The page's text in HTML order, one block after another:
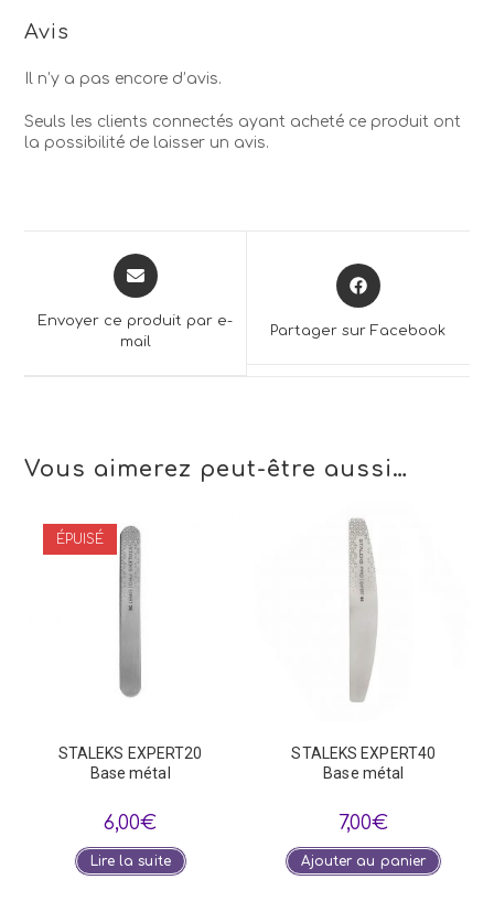
Avis
Il n’y a pas encore d’avis.
Seuls les clients connectés ayant acheté ce produit ont
la possibilité de laisser un avis.
Opens
in
new
Envoyer ce produit par e-
mail
Opens
in
Partager sur Facebook
Vous aimerez peut-être aussi…
ÉPUISÉ
STALEKS EXPERT20
Base métal
6,00€
Lire la suite
STALEKS EXPERT40
Base métal
7,00€
Ajouter au panier